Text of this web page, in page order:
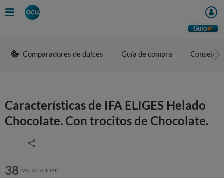
Guio
Comparadores de dulces Guía de compra Consejos
Características de IFA ELIGES Helado
Chocolate. Con trocitos de Chocolate.
38 MALA CALIDAD